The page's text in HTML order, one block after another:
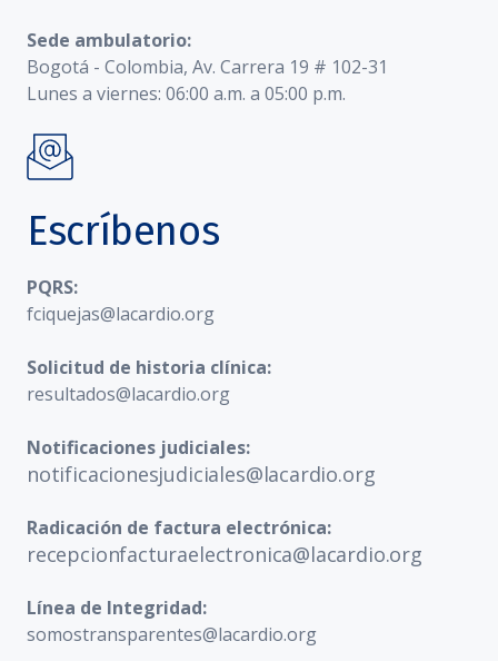
Sede ambulatorio:
Bogotá - Colombia, Av. Carrera 19 # 102-31
Lunes a viernes: 06:00 a.m. a 05:00 p.m.
Escríbenos
PQRS:
fciquejas@lacardio.org
Solicitud de historia clínica:
resultados@lacardio.org
Notificaciones judiciales:
notificacionesjudiciales@lacardio.org
Radicación de factura electrónica:
recepcionfacturaelectronica@lacardio.org
Línea de Integridad:
somostransparentes@lacardio.org